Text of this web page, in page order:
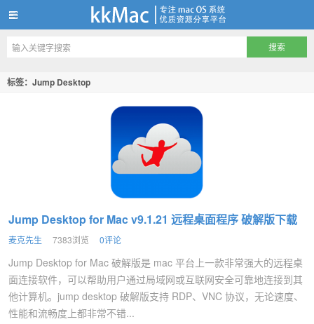
kkMac
标签：Jump Desktop
Jump Desktop for Mac v9.1.21 远程桌面程序 破解版下载
麦克先生 7383浏览 0评论
Jump Desktop for Mac 破解版是 mac 平台上一款非常强大的远程桌
面连接软件，可以帮助用户通过局域网或互联网安全可靠地连接到其
他计算机。jump desktop 破解版支持 RDP、VNC 协议，无论速度、
性能和流畅度上都非常不错...